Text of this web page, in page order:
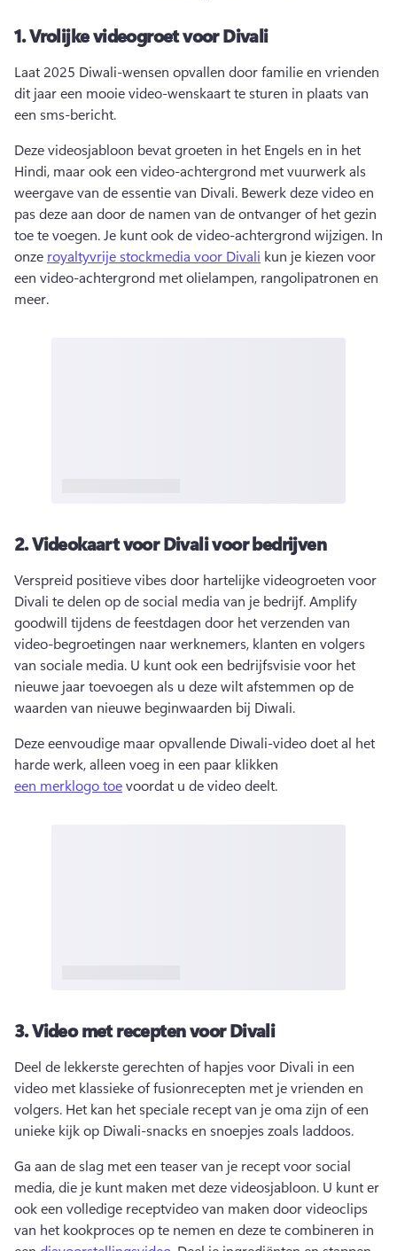
1.Vrolijke videogroet voor Divali
Laat 2025 Diwali-wensen opvallen door familie en vrienden
dit jaar een mooie video-wenskaart te sturen in plaats van
een sms-bericht.
Deze videosjabloon bevat groeten in het Engels en in het
Hindi, maar ook een video-achtergrond met vuurwerk als
weergave van de essentie van Divali. Bewerk deze video en
pas deze aan door de namen van de ontvanger of het gezin
toe te voegen. Je kunt ook de video-achtergrond wijzigen. In
onze royaltyvrije stockmedia voor Divali kun je kiezen voor
een video-achtergrond met olielampen, rangolipatronen en
meer.
2.Videokaart voor Divali voor bedrijven
Verspreid positieve vibes door hartelijke videogroeten voor
Divali te delen op de social media van je bedrijf. Amplify
goodwill tijdens de feestdagen door het verzenden van
video-begroetingen naar werknemers, klanten en volgers
van sociale media. U kunt ook een bedrijfsvisie voor het
nieuwe jaar toevoegen als u deze wilt afstemmen op de
waarden van nieuwe beginwaarden bij Diwali.
Deze eenvoudige maar opvallende Diwali-video doet al het
harde werk, alleen voeg in een paar klikken
een merklogo toe voordat u de video deelt.
3.Video met recepten voor Divali
Deel de lekkerste gerechten of hapjes voor Divali in een
video met klassieke of fusionrecepten met je vrienden en
volgers. Het kan het speciale recept van je oma zijn of een
unieke kijk op Diwali-snacks en snoepjes zoals laddoos.
Ga aan de slag met een teaser van je recept voor social
media, die je kunt maken met deze videosjabloon. U kunt er
ook een volledige receptvideo van maken door videoclips
van het kookproces op te nemen en deze te combineren in